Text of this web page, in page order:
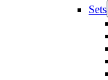
Sets